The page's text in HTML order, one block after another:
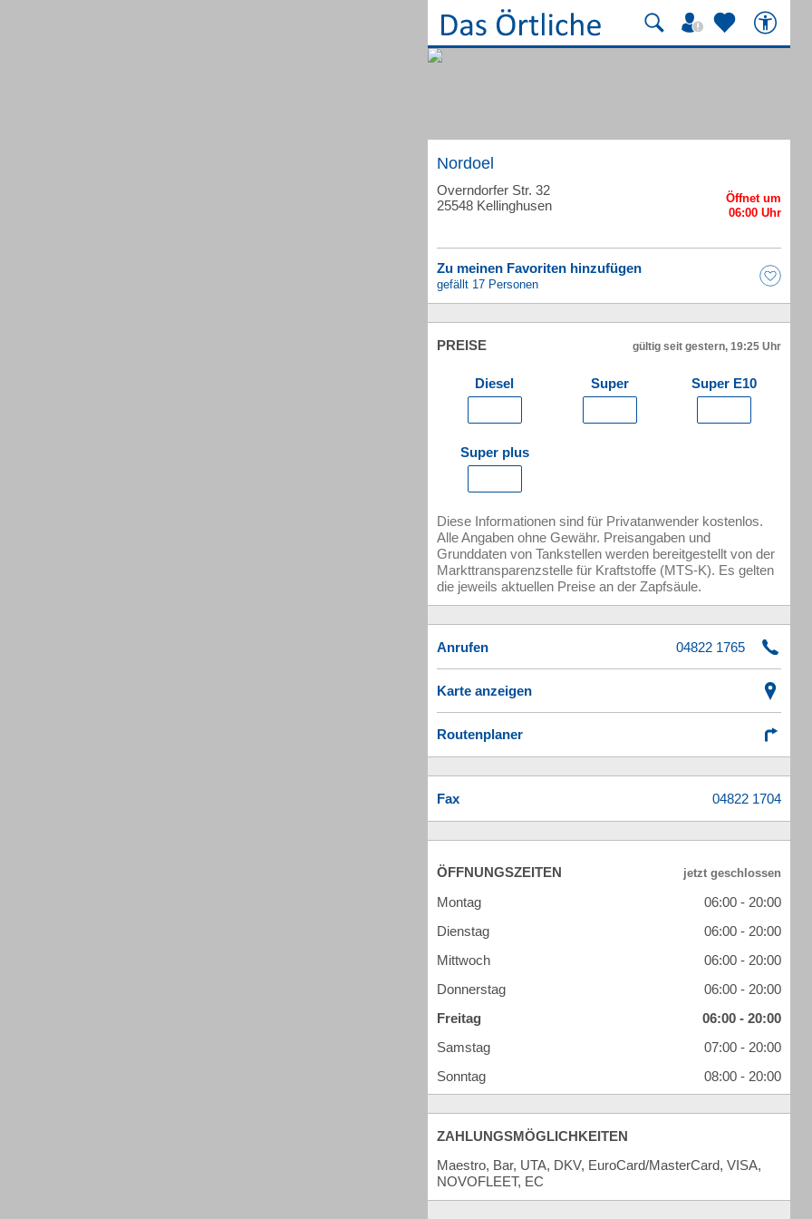
Nordoel
Overndorfer Str. 32
25548 Kellinghusen
Zu meinen Favoriten hinzufügen
gefällt 17 Personen
PREISE gültig seit gestern, 19:25 Uhr
Diesel Super Super E10
Super plus
Diese Informationen sind für Privatanwender kostenlos.
Alle Angaben ohne Gewähr. Preisangaben und
Grunddaten von Tankstellen werden bereitgestellt von der
Markttransparenzstelle für Kraftstoffe (MTS-K). Es gelten
die jeweils aktuellen Preise an der Zapfsäule.
Anrufen
Karte anzeigen
Routenplaner
Fax
ÖFFNUNGSZEITEN
Montag
06:00 - 20:00
Dienstag
06:00 - 20:00
Mittwoch
06:00 - 20:00
Donnerstag
06:00 - 20:00
Freitag
06:00 - 20:00
Samstag
07:00 - 20:00
Sonntag
08:00 - 20:00
ZAHLUNGSMÖGLICHKEITEN
Maestro, Bar, UTA, DKV, EuroCard/MasterCard, VISA,
NOVOFLEET, EC